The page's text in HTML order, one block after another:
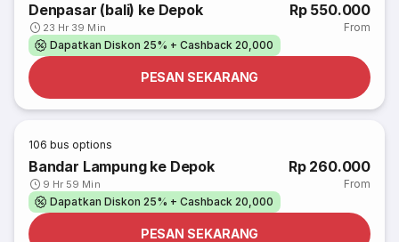
Denpasar (bali) ke Depok
23 Hr 39 Min
Rp 550.000
From
Dapatkan Diskon 25% + Cashback 20,000
PESAN SEKARANG
106 bus options
Bandar Lampung ke Depok
9 Hr 59 Min
Rp 260.000
From
Dapatkan Diskon 25% + Cashback 20,000
PESAN SEKARANG